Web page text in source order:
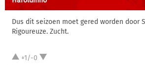
Dus dit seizoen moet gered worden door
Rigoureuze. Zucht.
+1/-0